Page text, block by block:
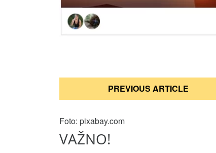
Кретање
PREVIOUS ARTICLE
Foto: pixabay.com
VAŽNO!